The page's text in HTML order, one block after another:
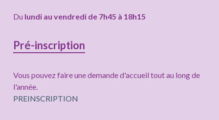
Du lundi au vendredi de 7h45 à 18h15
Pré-inscription
Vous pouvez faire une demande d'accueil tout au long de
l'année.
PREINSCRIPTION